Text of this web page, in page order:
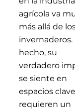
agrícola va
más allá de
invernaderos.
hecho, su
verdadero
se siente en
espacios
requieren un